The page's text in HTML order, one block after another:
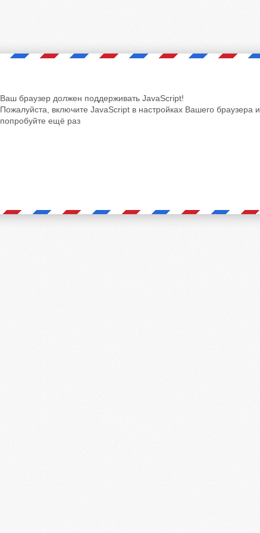
Ваш браузер должен поддерживать JavaScript!
Пожалуйста, включите JavaScript в настройках Вашего браузера и
попробуйте ещё раз